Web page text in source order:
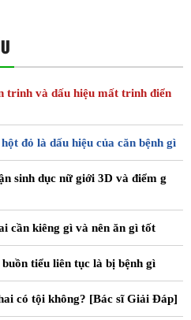
trinh và dấu hiệu mất trinh điển
đỏ là dấu hiệu của căn bệnh gì
sinh dục nữ giới 3D và điểm g
cần kiêng gì và nên ăn gì tốt
tiểu liên tục là bị bệnh gì
có tội không? [Bác sĩ Giải Đáp]